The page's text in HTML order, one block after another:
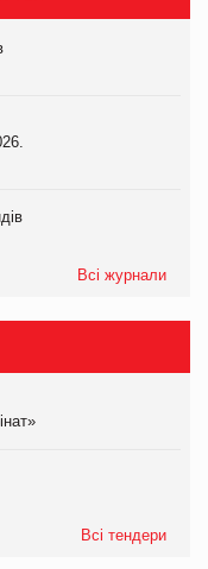
Всі журнали
Всі тендери